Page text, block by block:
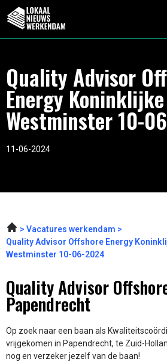
Quality Advisor
Energy
Westminster 10-
11-06-2024
Vacatures werkendam
Quality Advisor Offshore Energy
Westminster 10-06-2024
Quality Advisor
Papendrecht
Op zoek naar een baan als
vrijgekomen in Papendrecht, te Zuid-
nog en verzeker jezelf van de baan!